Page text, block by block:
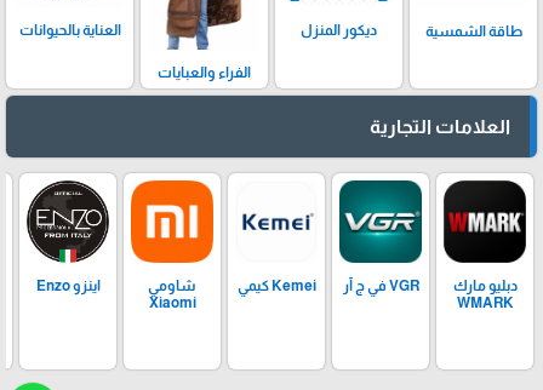
طاقة الشمسية ديكور المنزل
الفراء والعبايات
العناية بالحيوانات
العلامات التجارية
دبليو مارك
WMARK
VGR في ج آر Kemei كيمي
شاومي
Xiaomi
اينزو Enzo